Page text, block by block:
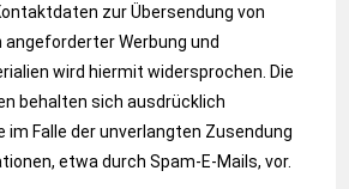
zur Übersendung von
Werbung und
wird hiermit widersprochen. Die
behalten sich ausdrücklich
Falle der unverlangten Zusendung
etwa durch Spam-E-Mails, vor.